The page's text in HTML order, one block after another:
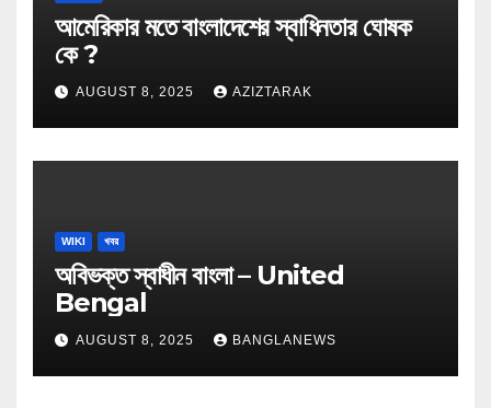
আমেরিকার মতে বাংলাদেশের স্বাধিনতার ঘোষক
কে ?
AUGUST 8, 2025 AZIZTARAK
WIKI খবর
অবিভক্ত স্বাধীন বাংলা – United
Bengal
AUGUST 8, 2025 BANGLANEWS